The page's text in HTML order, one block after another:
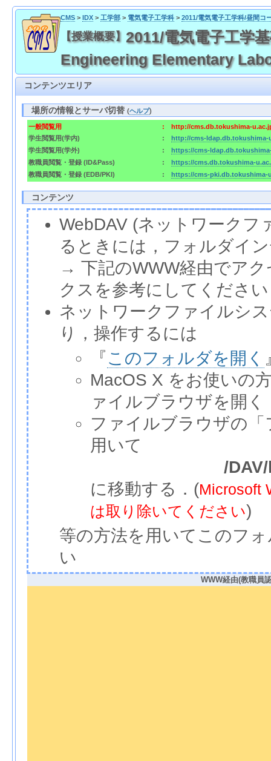
CMS> IDX> 工学部> 電気電子工学科> 2011/電気電子工学科/昼間コ
【授業概要】 2011/電気電子工学
Engineering Elementary
コンテンツエリア
場所の情報とサーバ切替(ヘルプ)
一般閲覧用 :
http://cms.db.tokushima-
学生閲覧用(学内)
:
http://cms-ldap.db.tokushima-
学生閲覧用(学外)
:
https://cms-
教職員閲覧・登録 (ID&Pass)
:
https://cms.db.tokushima-
教職員閲覧・登録 (EDB/PKI)
: https://cms-pki.db.tokushima-
コンテンツ
WebDAV (ネットワーク
るときには，フォルダイ
→ 下記のWWW経由でア
クスを参考にしてくださ
ネットワークファイルシ
り，操作するには
『このフォルダを開く
MacOS X をお使いの
ァイルブラウザを開く
ファイルブラウザの
用いて
/
に移動する．(Microsoft
は取り除いてください)
等の方法を用いてこのフ
い
WWW経由(教職員